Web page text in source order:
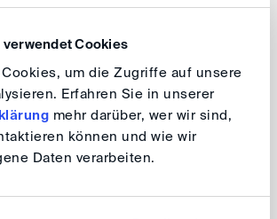
verwendet Cookies
um die Zugriffe auf unsere
Erfahren Sie in unserer
mehr darüber, wer wir sind,
können und wie wir
Daten verarbeiten.
& DIS Konferenz
der DIS mit dem
der Justiz und für
Weitere Informationen finden Sie in
kostenfrei.